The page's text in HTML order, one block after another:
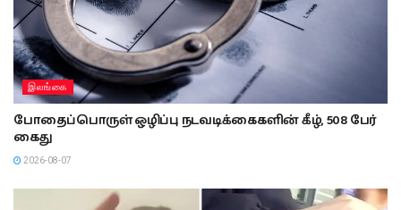
இலங்கை
போதைப்பொருள் ஒழிப்பு நடவடிக்கைகளின் கீழ், 508 பேர்
கைது
2026-08-07